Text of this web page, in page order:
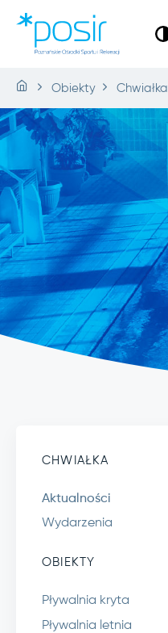
Obiekty Chwiałka
CHWIAŁKA
Aktualności
Wydarzenia
OBIEKTY
Pływalnia kryta
Pływalnia letnia